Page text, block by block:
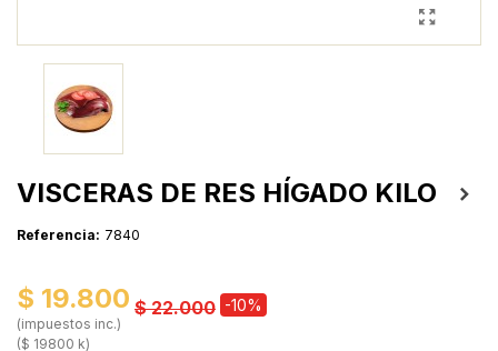
VISCERAS DE RES HÍGADO KILO
Referencia: 7840
$ 19.800
(impuestos inc.)
$ 22.000 -10%
($ 19800 k)